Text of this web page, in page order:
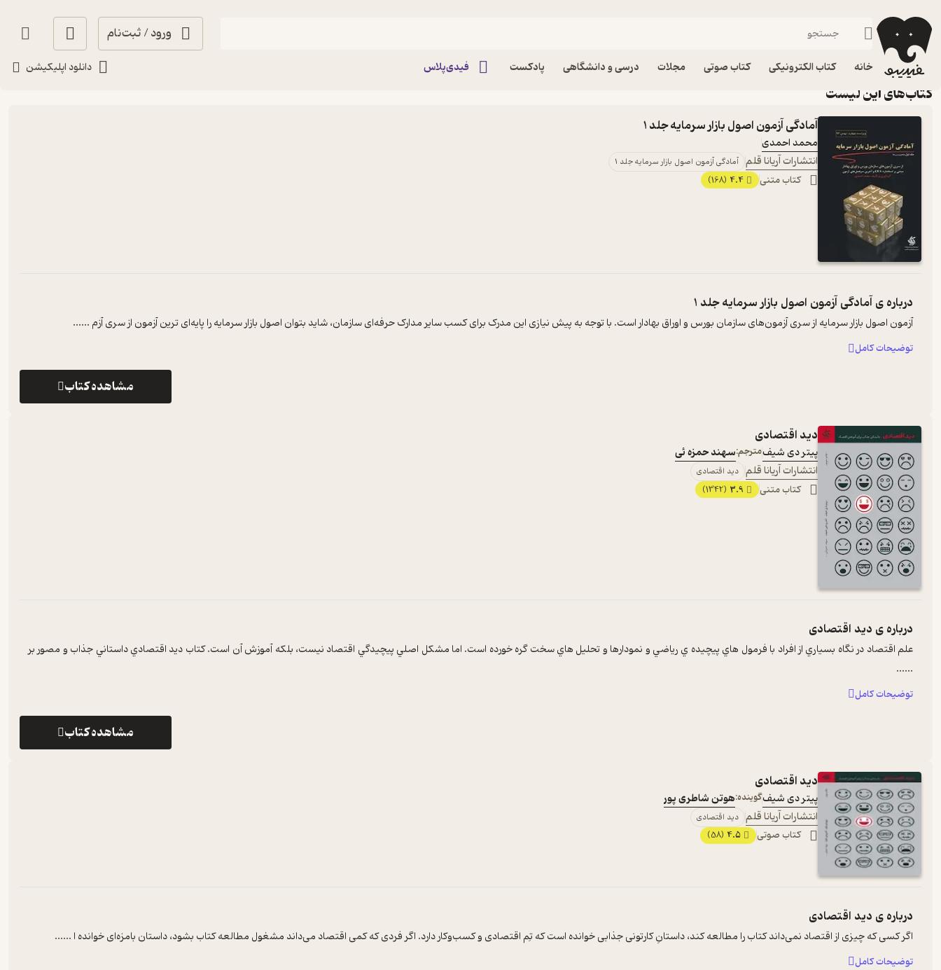
ورود / ثبت‌نام
خانه کتاب الکترونیکی کتاب صوتی مجلات درسی و دانشگاهی پادکست فیدی‌پلاس دانلود اپلیکیشن
ذهن اقتصادی داشته باش
کتاب‌های این لیست
آمادگی آزمون اصول بازار سرمایه جلد 1
محمد احمدی
انتشارات آریانا قلم آمادگی آزمون اصول بازار سرمایه جلد 1
کتاب متنی 4.4
(168)
درباره ی آمادگی آزمون اصول بازار سرمایه جلد 1
آزمون اصول بازار سرمایه از سری آزمون‌های سازمان بورس و اوراق بهادار است. با توجه به پیش نیازی این مدرک برای کسب سایر مدارک حرفه‌ای سازمان، شاید بتوان اصول بازار سرمایه را پایه‌ای ترین آزمون از سری آزم ......
توضیحات کامل
مشاهده کتاب
دید اقتصادی
پیتر دی شیفمترجم:سهند حمزه ئی
انتشارات آریانا قلم دید اقتصادی
کتاب متنی 3.9
(1342)
درباره ی دید اقتصادی
علم اقتصاد در نگاه بسياري از افراد با فرمول هاي پيچيده ي رياضي و نمودارها و تحليل هاي سخت گره خورده است. اما مشکل اصلي پيچيدگي اقتصاد نيست، بلکه آموزش آن است. کتاب ديد اقتصادي داستاني جذاب و مصور بر
...
...
توضیحات کامل
مشاهده کتاب
دید اقتصادی
پیتر دی شیفگوینده:هوتن شاطری پور
انتشارات آریانا قلم دید اقتصادی
کتاب صوتی 4.5
(58)
درباره ی دید اقتصادی
اگر کسی که چیزی از اقتصاد نمی‌‌داند کتاب را مطالعه کند، داستانِ کارتونی جذابی خوانده است که تِم اقتصادی و کسب‌وکار دارد. اگر فردی که کمی اقتصاد می‌داند مشغول مطالعه کتاب بشود، داستان بامزه‌ای خوانده ا ......
توضیحات کامل